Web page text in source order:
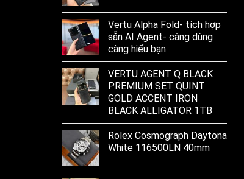
Vertu Alpha Fold- tích hợp
sẵn AI Agent- càng dùng
càng hiểu bạn
VERTU AGENT Q BLACK
PREMIUM SET QUINT
GOLD ACCENT IRON
BLACK ALLIGATOR 1TB
Rolex Cosmograph Daytona
White 116500LN 40mm